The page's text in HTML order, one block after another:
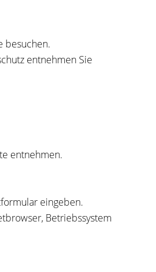
besuchen.
entnehmen Sie
entnehmen.
eingeben.
Betriebssystem